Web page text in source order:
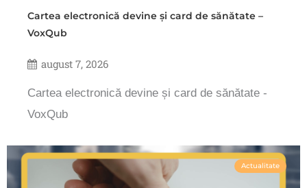
Cartea electronică devine și card de sănătate –
VoxQub
august 7, 2026
Cartea electronică devine și card de sănătate -
VoxQub
Actualitate